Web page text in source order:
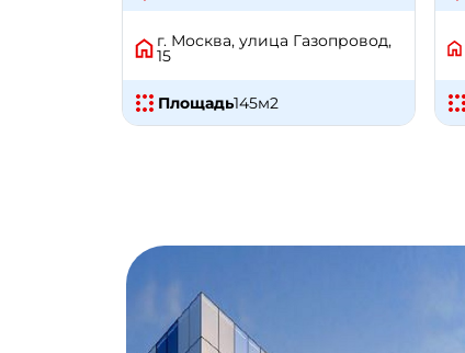
г. Москва, улица Газопровод,
15
Площадь145м2